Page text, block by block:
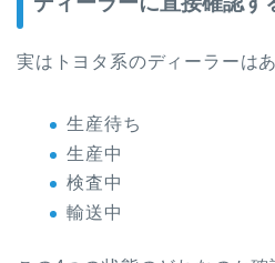
実はトヨタ系のディーラーは
生産待ち
生産中
検査中
輸送中